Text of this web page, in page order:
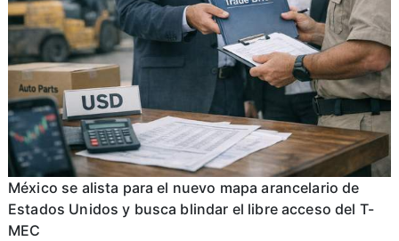
México se alista para el nuevo mapa arancelario de
Estados Unidos y busca blindar el libre acceso del T-
MEC